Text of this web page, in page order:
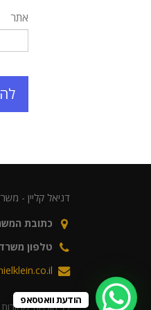
אתר
דניאל קליין -
כתובת
טלפון
כל הזכויות שמורות
הודעת וואטסאפ